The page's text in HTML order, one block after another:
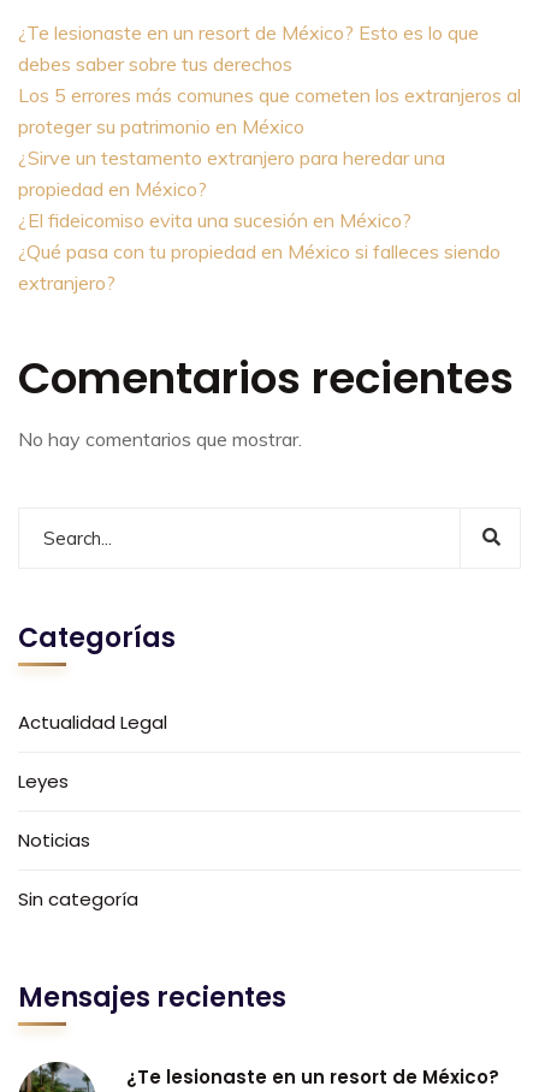
¿Te lesionaste en un resort de México? Esto es lo que
debes saber sobre tus derechos
Los 5 errores más comunes que cometen los extranjeros al
proteger su patrimonio en México
¿Sirve un testamento extranjero para heredar una
propiedad en México?
¿El fideicomiso evita una sucesión en México?
¿Qué pasa con tu propiedad en México si falleces siendo
extranjero?
Comentarios recientes
No hay comentarios que mostrar.
Categorías
Actualidad Legal
Leyes
Noticias
Sin categoría
Mensajes recientes
¿Te lesionaste en un resort de México?